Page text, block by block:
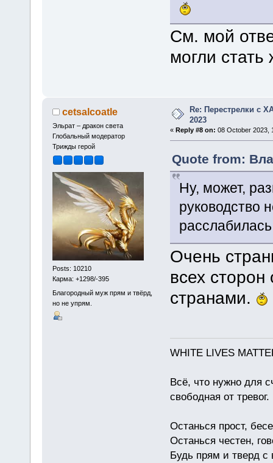
См. мой
могли
cetsalcoatle
Эльрат – дракон света
Глобальный модератор
Трижды герой
Posts: 10210
Карма: +1298/-395
Благородный муж прям и твёрд,
но не упрям.
Re: Перестрелки с
2023
« Reply #8 on: 08 October 2023,
Quote from:
Ну, может,
руководство
Очень
всех
странами.
WHITE LIVES
Всё, что нужно для
свободная от
Останься прост,
Останься честен,
Будь прям и тверд с